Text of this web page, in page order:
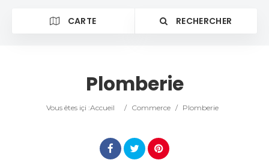
CARTE RECHERCHER
Catégorie
Plomberie
Vous êtes içi :Accueil / Commerce / Plomberie